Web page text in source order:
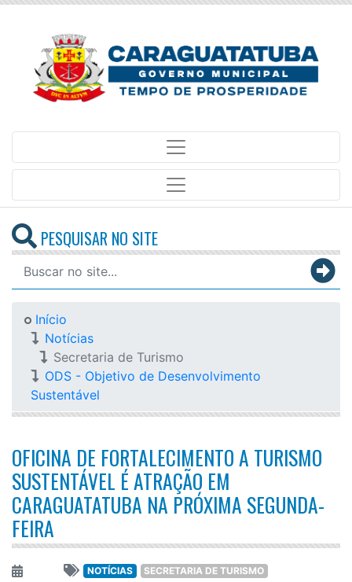
PESQUISAR NO SITE
Início
Notícias
Secretaria de Turismo
ODS - Objetivo de Desenvolvimento
Sustentável
OFICINA DE FORTALECIMENTO A TURISMO
SUSTENTÁVEL É ATRAÇÃO EM
CARAGUATATUBA NA PRÓXIMA SEGUNDA-
FEIRA
NOTÍCIAS
SECRETARIA DE TURISMO